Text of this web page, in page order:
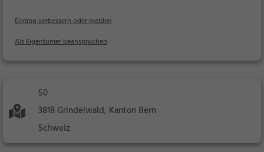
Eintrag verbessern oder melden
Als Eigentümer beanspruchen
50
3818 Grindelwald, Kanton Bern
Schweiz